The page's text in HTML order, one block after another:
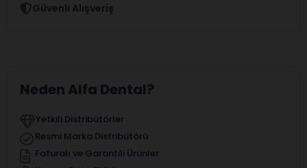
Güvenli Alışveriş
Neden Alfa Dental?
Yetkili Distribütörler
Resmi Marka Distribütörü
Faturalı ve Garantili Ürünler